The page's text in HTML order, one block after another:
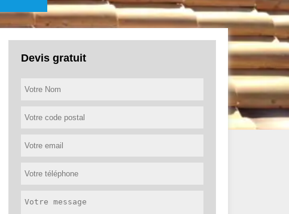
Devis gratuit